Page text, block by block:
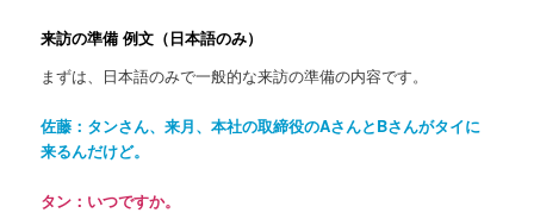
来訪の準備例文（日本語のみ）
まずは、日本語のみで一般的な来訪の準備の内容です。
佐藤：タンさん、来月、本社の取締役のAさんとBさんがタイに
来るんだけど。
タン：いつですか。